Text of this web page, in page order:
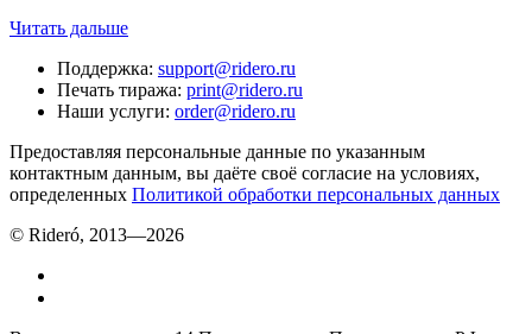
Читать дальше
Поддержка: support@ridero.ru
Печать тиража: print@ridero.ru
Наши услуги: order@ridero.ru
Предоставляя персональные данные по указанным
контактным данным, вы даёте своё согласие на условиях,
определенных Политикой обработки персональных данных
© Rideró, 2013—2026